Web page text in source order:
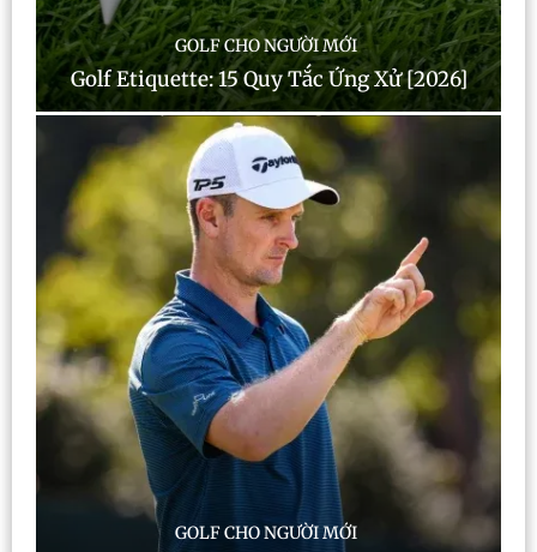
GOLF CHO NGƯỜI MỚI
Golf Etiquette: 15 Quy Tắc Ứng Xử [2026]
GOLF CHO NGƯỜI MỚI